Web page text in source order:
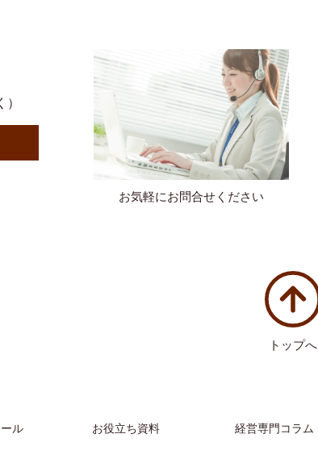
お気軽にお問合せください
トップへ
ル お役立ち資料 経営専門コラム